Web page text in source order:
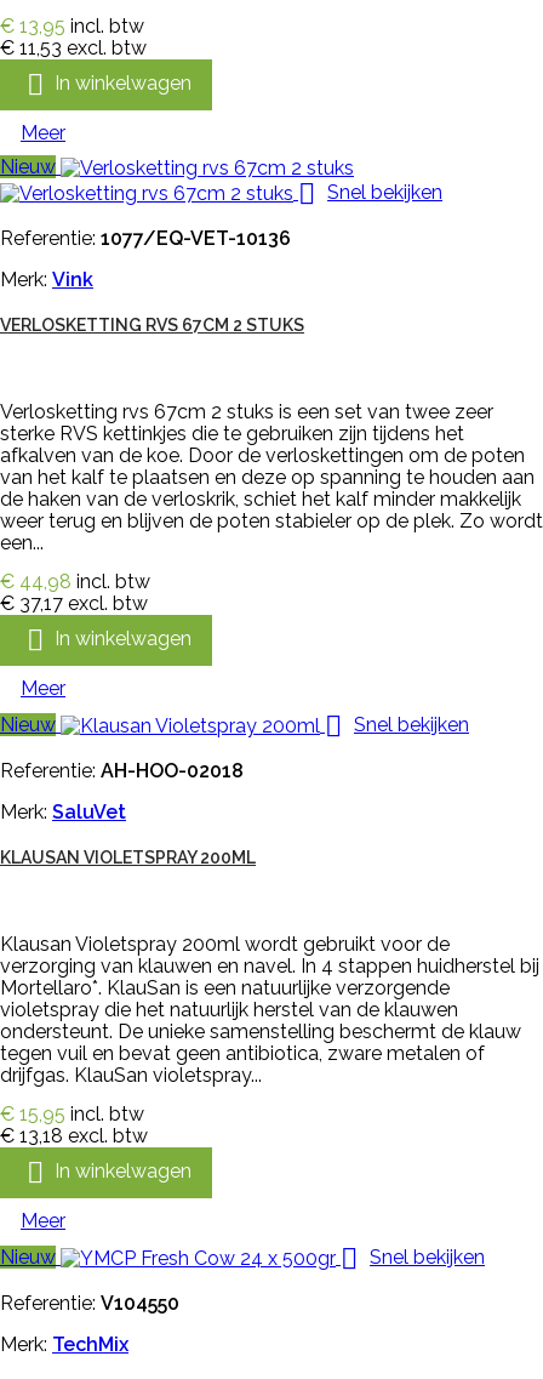
€ 13,95 incl. btw
€ 11,53 excl. btw
 In winkelwagen
Meer
Nieuw
 Snel bekijken
Referentie: 1077/EQ-VET-10136
Merk: Vink
VERLOSKETTING RVS 67CM 2 STUKS
Verlosketting rvs 67cm 2 stuks is een set van twee zeer
sterke RVS kettinkjes die te gebruiken zijn tijdens het
afkalven van de koe. Door de verloskettingen om de poten
van het kalf te plaatsen en deze op spanning te houden aan
de haken van de verloskrik, schiet het kalf minder makkelijk
weer terug en blijven de poten stabieler op de plek. Zo wordt
een...
€ 44,98 incl. btw
€ 37,17 excl. btw
 In winkelwagen
Meer
Nieuw
 Snel bekijken
Referentie: AH-HOO-02018
Merk: SaluVet
KLAUSAN VIOLETSPRAY 200ML
Klausan Violetspray 200ml wordt gebruikt voor de
verzorging van klauwen en navel. In 4 stappen huidherstel bij
Mortellaro*. KlauSan is een natuurlijke verzorgende
violetspray die het natuurlijk herstel van de klauwen
ondersteunt. De unieke samenstelling beschermt de klauw
tegen vuil en bevat geen antibiotica, zware metalen of
drijfgas. KlauSan violetspray...
€ 15,95 incl. btw
€ 13,18 excl. btw
 In winkelwagen
Meer
Nieuw
 Snel bekijken
Referentie: V104550
Merk: TechMix